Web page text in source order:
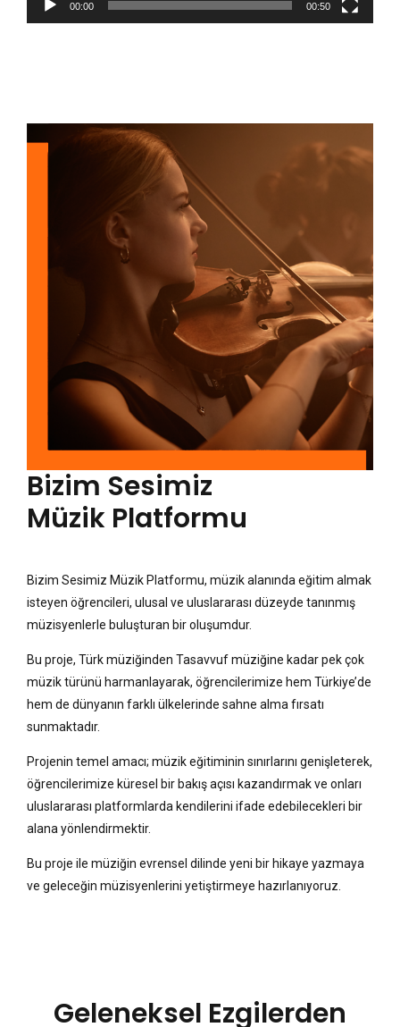
00:00 00:50
Bizim Sesimiz
Müzik Platformu
Bizim Sesimiz Müzik Platformu, müzik alanında eğitim almak
isteyen öğrencileri, ulusal ve uluslararası düzeyde tanınmış
müzisyenlerle buluşturan bir oluşumdur.
Bu proje, Türk müziğinden Tasavvuf müziğine kadar pek çok
müzik türünü harmanlayarak, öğrencilerimize hem Türkiye’de
hem de dünyanın farklı ülkelerinde sahne alma fırsatı
sunmaktadır.
Projenin temel amacı; müzik eğitiminin sınırlarını genişleterek,
öğrencilerimize küresel bir bakış açısı kazandırmak ve onları
uluslararası platformlarda kendilerini ifade edebilecekleri bir
alana yönlendirmektir.
Bu proje ile müziğin evrensel dilinde yeni bir hikaye yazmaya
ve geleceğin müzisyenlerini yetiştirmeye hazırlanıyoruz.
Geleneksel Ezgilerden